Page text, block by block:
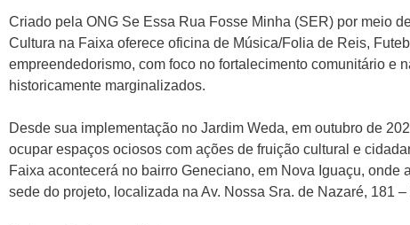
Criado pela ONG Se Essa Rua Fosse Minha (SER) por meio
Cultura na Faixa oferece oficina de Música/Folia de Reis,
empreendedorismo, com foco no fortalecimento comunitário e
historicamente marginalizados.
Desde sua implementação no Jardim Weda, em outubro de
ocupar espaços ociosos com ações de fruição cultural e
Faixa acontecerá no bairro Geneciano, em Nova Iguaçu, onde
sede do projeto, localizada na Av. Nossa Sra. de Nazaré, 181